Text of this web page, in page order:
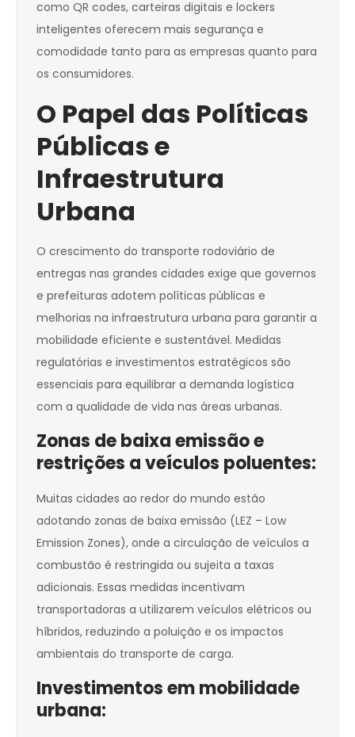
como QR codes, carteiras digitais e lockers
inteligentes oferecem mais segurança e
comodidade tanto para as empresas quanto para
os consumidores.
O Papel das Políticas
Públicas e
Infraestrutura
Urbana
O crescimento do transporte rodoviário de
entregas nas grandes cidades exige que governos
e prefeituras adotem políticas públicas e
melhorias na infraestrutura urbana para garantir a
mobilidade eficiente e sustentável. Medidas
regulatórias e investimentos estratégicos são
essenciais para equilibrar a demanda logística
com a qualidade de vida nas áreas urbanas.
Zonas de baixa emissão e
restrições a veículos poluentes:
Muitas cidades ao redor do mundo estão
adotando zonas de baixa emissão (LEZ – Low
Emission Zones), onde a circulação de veículos a
combustão é restringida ou sujeita a taxas
adicionais. Essas medidas incentivam
transportadoras a utilizarem veículos elétricos ou
híbridos, reduzindo a poluição e os impactos
ambientais do transporte de carga.
Investimentos em mobilidade
urbana: